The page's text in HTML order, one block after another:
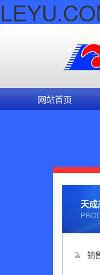
网站首页
天
销